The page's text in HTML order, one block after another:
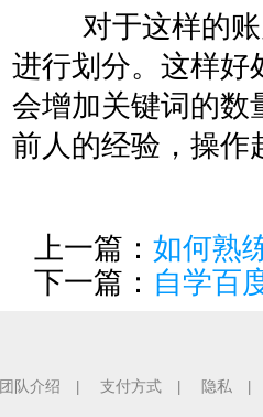
对于这样的账户
进行划分。这样好
会增加关键词的数
前人的经验，操作
上一篇： 如何熟
下一篇： 自学百
团队介绍 支付方式 隐私